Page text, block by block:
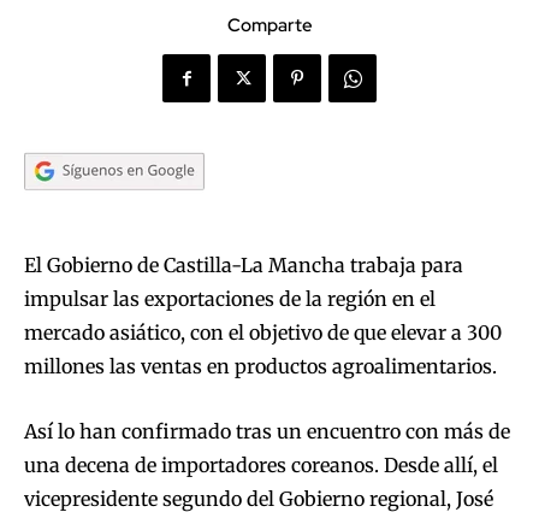
Comparte
El Gobierno de Castilla-La Mancha trabaja para
impulsar las exportaciones de la región en el
mercado asiático, con el objetivo de que elevar a 300
millones las ventas en productos agroalimentarios.
Así lo han confirmado tras un encuentro con más de
una decena de importadores coreanos. Desde allí, el
vicepresidente segundo del Gobierno regional, José